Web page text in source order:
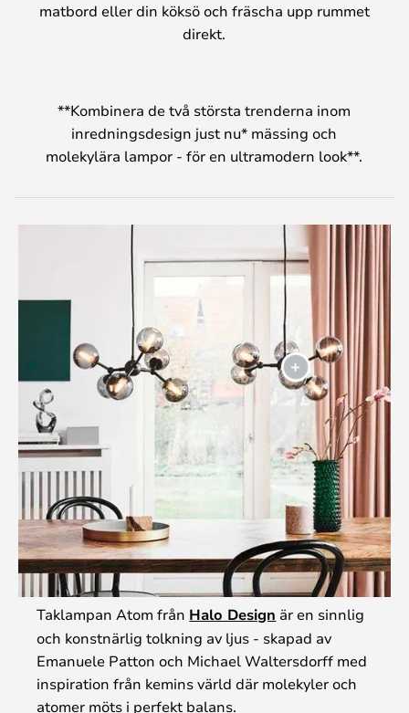
matbord eller din köksö och fräscha upp rummet
direkt.
**Kombinera de två största trenderna inom
inredningsdesign just nu* mässing och
molekylära lampor - för en ultramodern look**.
Taklampan Atom från Halo Design är en sinnlig
och konstnärlig tolkning av ljus - skapad av
Emanuele Patton och Michael Waltersdorff med
inspiration från kemins värld där molekyler och
atomer möts i perfekt balans.